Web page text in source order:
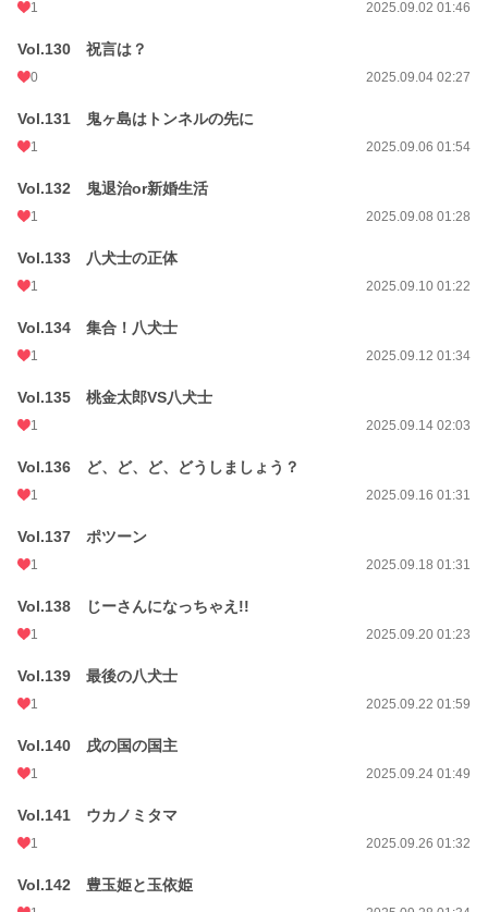
1 2025.09.02 01:46
Vol.130 祝言は？
0 2025.09.04 02:27
Vol.131 鬼ヶ島はトンネルの先に
1 2025.09.06 01:54
Vol.132 鬼退治or新婚生活
1 2025.09.08 01:28
Vol.133 八犬士の正体
1 2025.09.10 01:22
Vol.134 集合！八犬士
1 2025.09.12 01:34
Vol.135 桃金太郎VS八犬士
1 2025.09.14 02:03
Vol.136 ど、ど、ど、どうしましょう？
1 2025.09.16 01:31
Vol.137 ポツーン
1 2025.09.18 01:31
Vol.138 じーさんになっちゃえ!!
1 2025.09.20 01:23
Vol.139 最後の八犬士
1 2025.09.22 01:59
Vol.140 戌の国の国主
1 2025.09.24 01:49
Vol.141 ウカノミタマ
1 2025.09.26 01:32
Vol.142 豊玉姫と玉依姫